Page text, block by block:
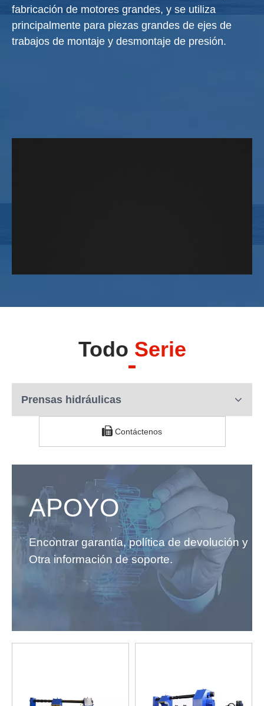
fabricación de motores grandes, y se utiliza
principalmente para piezas grandes de ejes de
trabajos de montaje y desmontaje de presión.
Todo Serie
Prensas hidráulicas
Contáctenos
APOYO
Encontrar garantía, política de devolución y
Otra información de soporte.